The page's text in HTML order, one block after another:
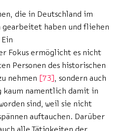
die in Deutschland im
haben und fliehen
Fokus ermöglicht es nicht
Personen des historischen
nehmen
73 , sondern auch
kaum namentlich damit in
sind, weil sie nicht
auftauchen. Darüber